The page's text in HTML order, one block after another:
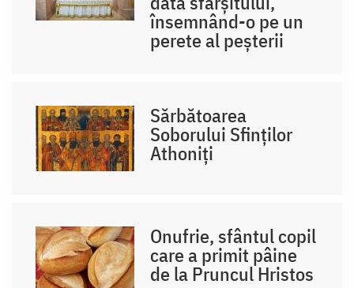
însemnând-o pe un
perete al peșterii
Sărbătoarea
Soborului Sfinților
Athoniți
Onufrie, sfântul copil
care a primit pâine
de la Pruncul Hristos